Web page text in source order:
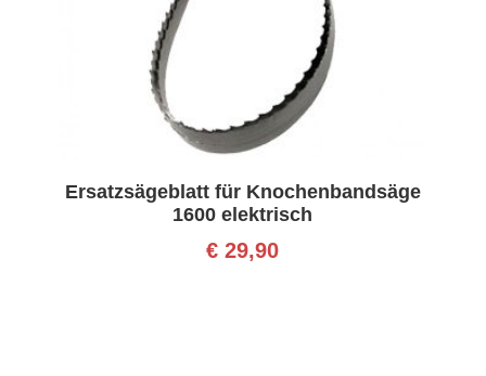
Ersatzsägeblatt für Knochenbandsäge
1600 elektrisch
€ 29,90